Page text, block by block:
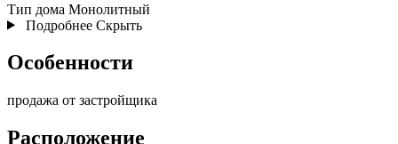
Тип дома Монолитный
Подробнее Скрыть
Особенности
продажа от застройщика
Расположение